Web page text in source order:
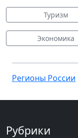
Туризм
Экономика
Регионы России
Рубрики